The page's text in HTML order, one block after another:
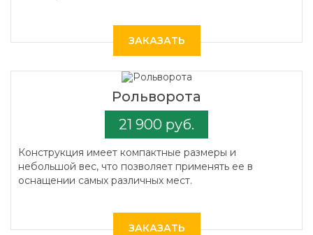
ЗАКАЗАТЬ
Рольворота
21 900 руб.
Конструкция имеет компактные размеры и
небольшой вес, что позволяет применять ее в
оснащении самых различных мест.
ЗАКАЗАТЬ